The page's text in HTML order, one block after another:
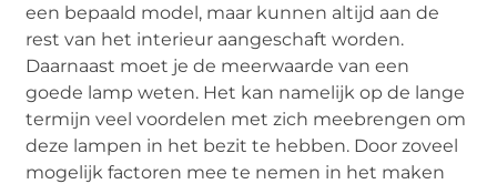
een bepaald model, maar kunnen altijd aan de
rest van het interieur aangeschaft worden.
Daarnaast moet je de meerwaarde van een
goede lamp weten. Het kan namelijk op de lange
termijn veel voordelen met zich meebrengen om
deze lampen in het bezit te hebben. Door zoveel
mogelijk factoren mee te nemen in het maken